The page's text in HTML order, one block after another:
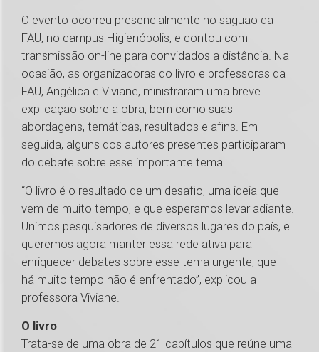
O evento ocorreu presencialmente no saguão da
FAU, no campus Higienópolis, e contou com
transmissão on-line para convidados a distância. Na
ocasião, as organizadoras do livro e professoras da
FAU, Angélica e Viviane, ministraram uma breve
explicação sobre a obra, bem como suas
abordagens, temáticas, resultados e afins. Em
seguida, alguns dos autores presentes participaram
do debate sobre esse importante tema.
“O livro é o resultado de um desafio, uma ideia que
vem de muito tempo, e que esperamos levar adiante.
Unimos pesquisadores de diversos lugares do país, e
queremos agora manter essa rede ativa para
enriquecer debates sobre esse tema urgente, que
há muito tempo não é enfrentado”, explicou a
professora Viviane.
O livro
Trata-se de uma obra de 21 capítulos que reúne uma